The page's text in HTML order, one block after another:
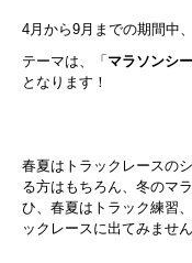
4月から9月までの期間中
テーマは、「 マラソンシ
となります！
春夏はトラックレースの
る方はもちろん、冬のマ
ひ、春夏はトラック練習
ックレースに出てみませ